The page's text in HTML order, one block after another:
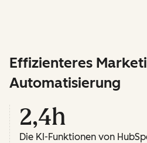
Effizienteres
Automatisierung
2,4h
Die KI-Funktionen von